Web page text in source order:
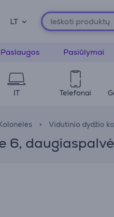
LT
Paslaugos Pasiūlymai
IT Telefonai
Vidutinio dydžio
6,